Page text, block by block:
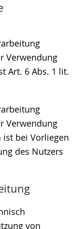
Verwendung
Art. 6 Abs. 1 lit.
Verwendung
ist bei Vorliegen
des Nutzers
von